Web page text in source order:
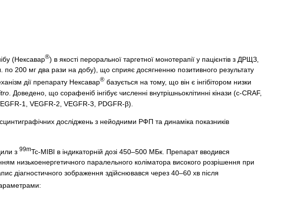
(Нексавар®) в якості пероральної таргетної монотерапії у пацієнтів з ДРЩЗ,
200 мг два рази на добу), що сприяє досягненню позитивного результату
дії препарату Нексавар® базується на тому, що він є інгібітором низки
. Доведено, що сорафеніб інгібує численні внутрішньоклітинні кінази (c-CRAF,
1, VEGFR-2, VEGFR-3, PDGFR-β).
досліджень з нейодними РФП та динаміка показників
з 99mTc-MIBI в індикаторній дозі 450–500 МБк. Препарат вводився
низькоенергетичного паралельного коліматора високого розрішення при
діагностичного зображення здійснювався через 40–60 хв після